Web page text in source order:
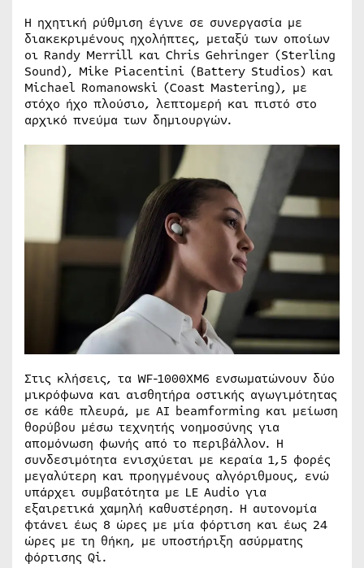
Η ηχητική ρύθμιση έγινε σε συνεργασία με
διακεκριμένους ηχολήπτες, μεταξύ των οποίων
οι Randy Merrill και Chris Gehringer (Sterling
Sound), Mike Piacentini (Battery Studios) και
Michael Romanowski (Coast Mastering), με
στόχο ήχο πλούσιο, λεπτομερή και πιστό στο
αρχικό πνεύμα των δημιουργών.
Στις κλήσεις, τα WF-1000XM6 ενσωματώνουν δύο
μικρόφωνα και αισθητήρα οστικής αγωγιμότητας
σε κάθε πλευρά, με AI beamforming και μείωση
θορύβου μέσω τεχνητής νοημοσύνης για
απομόνωση φωνής από το περιβάλλον. Η
συνδεσιμότητα ενισχύεται με κεραία 1,5 φορές
μεγαλύτερη και προηγμένους αλγόριθμους, ενώ
υπάρχει συμβατότητα με LE Audio για
εξαιρετικά χαμηλή καθυστέρηση. Η αυτονομία
φτάνει έως 8 ώρες με μία φόρτιση και έως 24
ώρες με τη θήκη, με υποστήριξη ασύρματης
φόρτισης Qi.